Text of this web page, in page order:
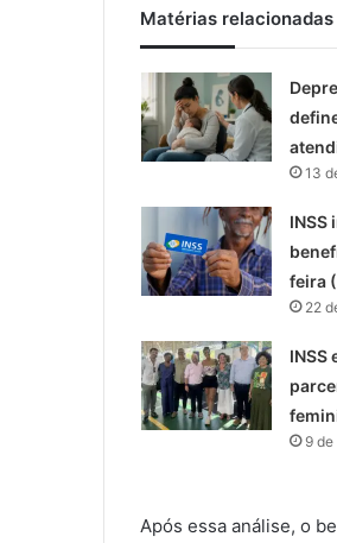
Matérias relacionadas
13
INSS
feira
22
INSS
9 de
Após essa análise, o